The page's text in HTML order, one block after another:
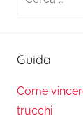
Guida
Come
trucchi